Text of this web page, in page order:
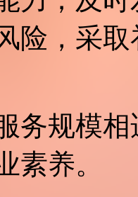
险，采
务规模
素养。